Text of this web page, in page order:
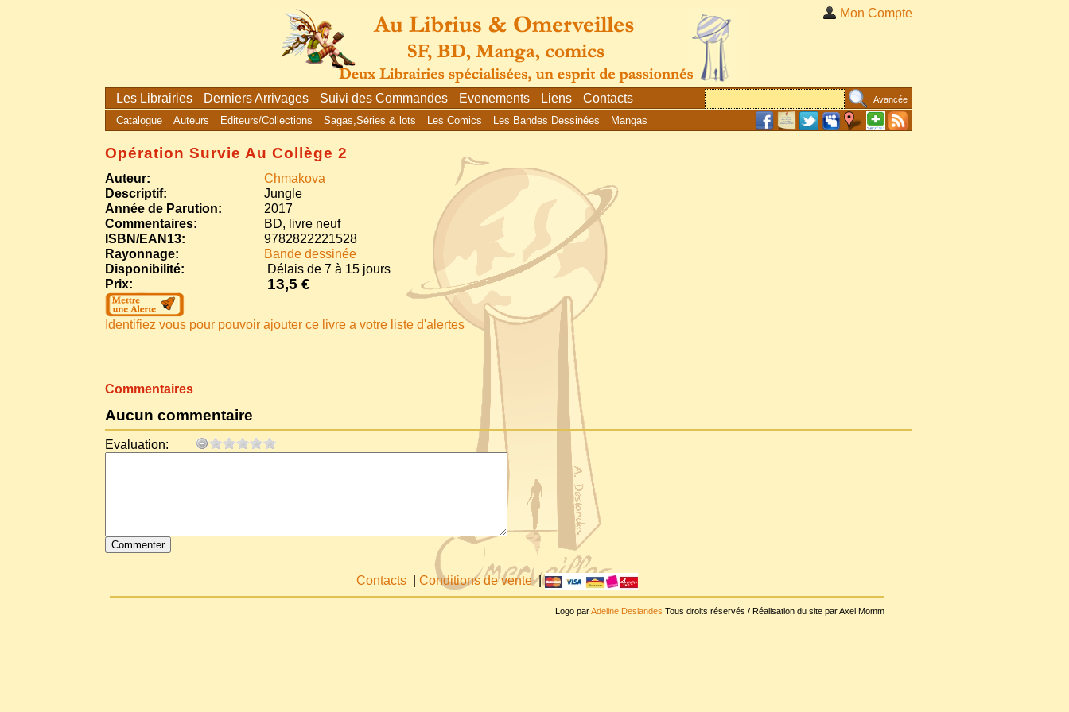
Mon Compte
Les Librairies Derniers Arrivages Suivi des Commandes Evenements Liens Contacts Avancée
Catalogue Auteurs Editeurs/Collections Sagas,Séries & lots Les Comics Les Bandes Dessinées Mangas
Opération Survie Au Collège 2
Auteur:
Chmakova
Descriptif:
Jungle
Année de Parution:
2017
Commentaires:
BD, livre neuf
ISBN/EAN13:
9782822221528
Rayonnage:
Bande dessinée
Disponibilité:
Délais de 7 à 15 jours
Prix:
13,5 €
Identifiez vous pour pouvoir ajouter ce livre a votre liste d'alertes
Commentaires
Aucun commentaire
Evaluation:
Contacts |Conditions de vente|
Logo parAdeline Deslandes Tous droits réservés / Réalisation du site par Axel Momm